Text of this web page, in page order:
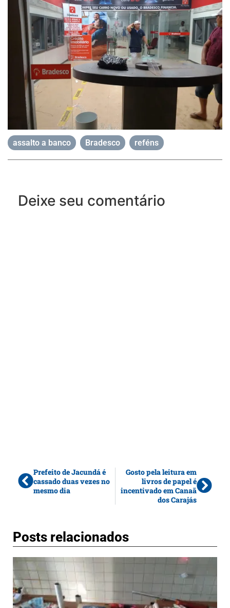
assalto a banco Bradesco reféns
Deixe seu comentário
Prefeito de Jacundá é
cassado duas vezes no
mesmo dia
Gosto pela leitura em
livros de papel é
incentivado em Canaã
dos Carajás
Posts relacionados